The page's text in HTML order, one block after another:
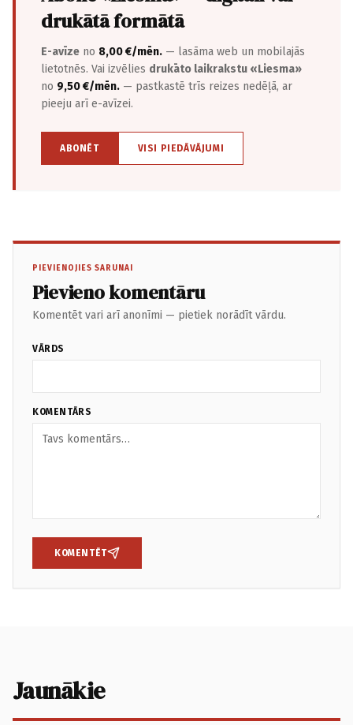
drukātā formātā
E-avīze no 8,00 €/mēn. — lasāma web un mobilajās
lietotnēs. Vai izvēlies drukāto laikrakstu «Liesma»
no 9,50 €/mēn. — pastkastē trīs reizes nedēļā, ar
pieeju arī e-avīzei.
ABONĒT VISI PIEDĀVĀJUMI
PIEVIENOJIES SARUNAI
Pievieno komentāru
Komentēt vari arī anonīmi — pietiek norādīt vārdu.
VĀRDS
KOMENTĀRS
KOMENTĒT
Jaunākie